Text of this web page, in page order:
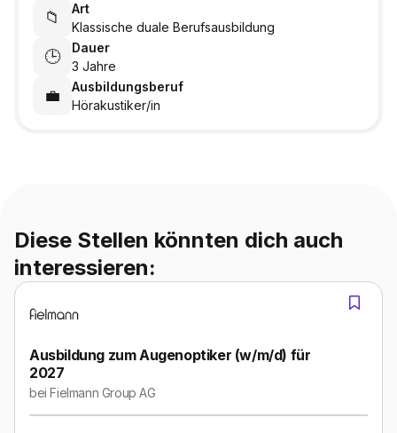
📁
Art
Klassische duale Berufsausbildung
🕒
Dauer
3 Jahre
💼
Ausbildungsberuf
Hörakustiker/in
Diese Stellen könnten dich auch
interessieren:
Ausbildung zum Augenoptiker (w/m/d) für
2027
beiFielmann Group AG